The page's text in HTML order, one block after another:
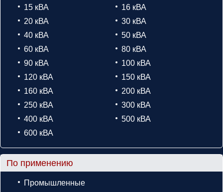
15 кВА
16 кВА
20 кВА
30 кВА
40 кВА
50 кВА
60 кВА
80 кВА
90 кВА
100 кВА
120 кВА
150 кВА
160 кВА
200 кВА
250 кВА
300 кВА
400 кВА
500 кВА
600 кВА
По применению
Промышленные